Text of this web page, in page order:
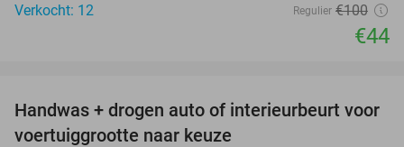
Verkocht: 12
Regulier €100
€44
53%
Handwas + drogen auto of interieurbeurt voor
voertuiggrootte naar keuze